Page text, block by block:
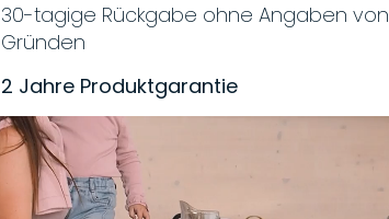
30-tagige Rückgabe ohne Angaben von
Gründen
2 Jahre Produktgarantie